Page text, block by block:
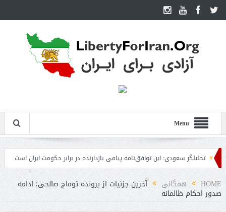
Menu
تحلیلگر سعودی: این توافق‌نامه پیامی بازدارنده در برابر حکومت ایران است مقام
HOME همگانی آخرین جزئیات از پرونده توماج صالحی؛ ادامه
صدور احکام ظالمانه